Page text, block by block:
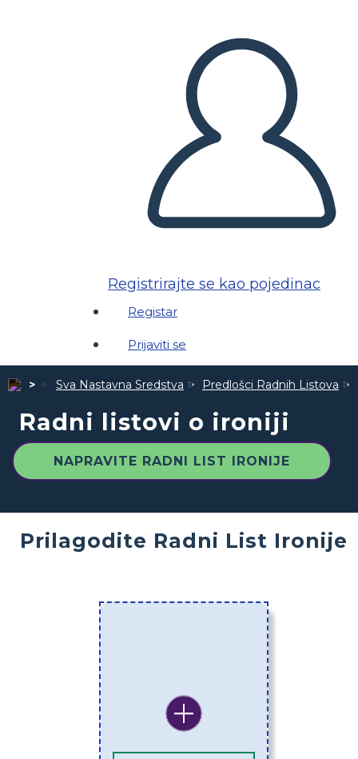
Registrirajte se kao pojedinac
Registar
Prijaviti se
Sva Nastavna Sredstva Predlošci Radnih Listova
Radni listovi o ironiji
NAPRAVITE RADNI LIST IRONIJE
Prilagodite Radni List Ironije